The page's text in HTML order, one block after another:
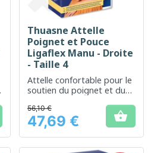
Thuasne Attelle
Poignet et Pouce
Ligaflex Manu - Droite
- Taille 4
Attelle confortable pour le
soutien du poignet et du
Prix
56,10 €
47,69 € 